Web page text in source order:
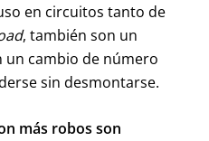
en circuitos tanto de
, también son un
un cambio de número
sin desmontarse.
más robos son